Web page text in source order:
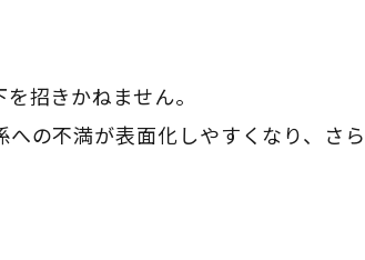
招きかねません。
の不満が表面化しやすくなり、さら